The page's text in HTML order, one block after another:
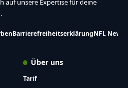
auf unsere Expertise für deine
BarrierefreiheitserklärungNFL News
Über uns
Tarif